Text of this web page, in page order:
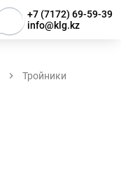
+7 (7172) 69-59-39
info@klg.kz
Тройники